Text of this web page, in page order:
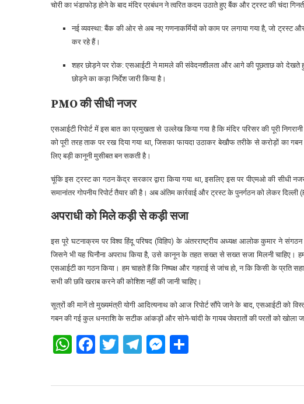
चोरी का भंडाफोड़ होने के बाद मंदिर प्रबंधन ने त्वरित कदम उठाते हुए बैंक और ट्रस्ट की चंदा
नई व्यवस्था: बैंक की ओर से अब नए गणनाकर्मियों को काम पर लगाया गया है, जो ट्रस्ट
कर रहे हैं।
शहर छोड़ने पर रोक: एसआईटी ने मामले की संवेदनशीलता और आगे की पूछताछ को देखते
छोड़ने का कड़ा निर्देश जारी किया है।
PMO की सीधी नजर
एसआईटी रिपोर्ट में इस बात का प्रमुखता से उल्लेख किया गया है कि मंदिर परिसर की पूरी
को पूरी तरह ताक पर रख दिया गया था, जिसका फायदा उठाकर बेखौफ तरीके से करोड़ों का
लिए बड़ी कानूनी मुसीबत बन सकती है।
चूंकि इस ट्रस्ट का गठन केंद्र सरकार द्वारा किया गया था, इसलिए इस पर पीएमओ की सीधी
समानांतर गोपनीय रिपोर्ट तैयार की है। अब अंतिम कार्रवाई और ट्रस्ट के पुनर्गठन को लेकर दिल्ली
अपराधी को मिले कड़ी से कड़ी सजा
इस पूरे घटनाक्रम पर विश्व हिंदू परिषद (विहिप) के अंतरराष्ट्रीय अध्यक्ष आलोक कुमार ने
जिसने भी यह घिनौना अपराध किया है, उसे कानून के तहत सख्त से सख्त सजा मिलनी चाहिए।
एसआईटी का गठन किया। हम चाहते हैं कि निष्पक्ष और गहराई से जांच हो, न कि किसी के प्रति
सभी की छवि खराब करने की कोशिश नहीं की जानी चाहिए।
सूत्रों की मानें तो मुख्यमंत्री योगी आदित्यनाथ को आज रिपोर्ट सौंपे जाने के बाद, एसआईटी को
गबन की गई कुल धनराशि के सटीक आंकड़ों और सोने-चांदी के गायब जेवरातों की परतों को खोला
WhatsApp
Facebook
Twitter
Telegram
Messenger